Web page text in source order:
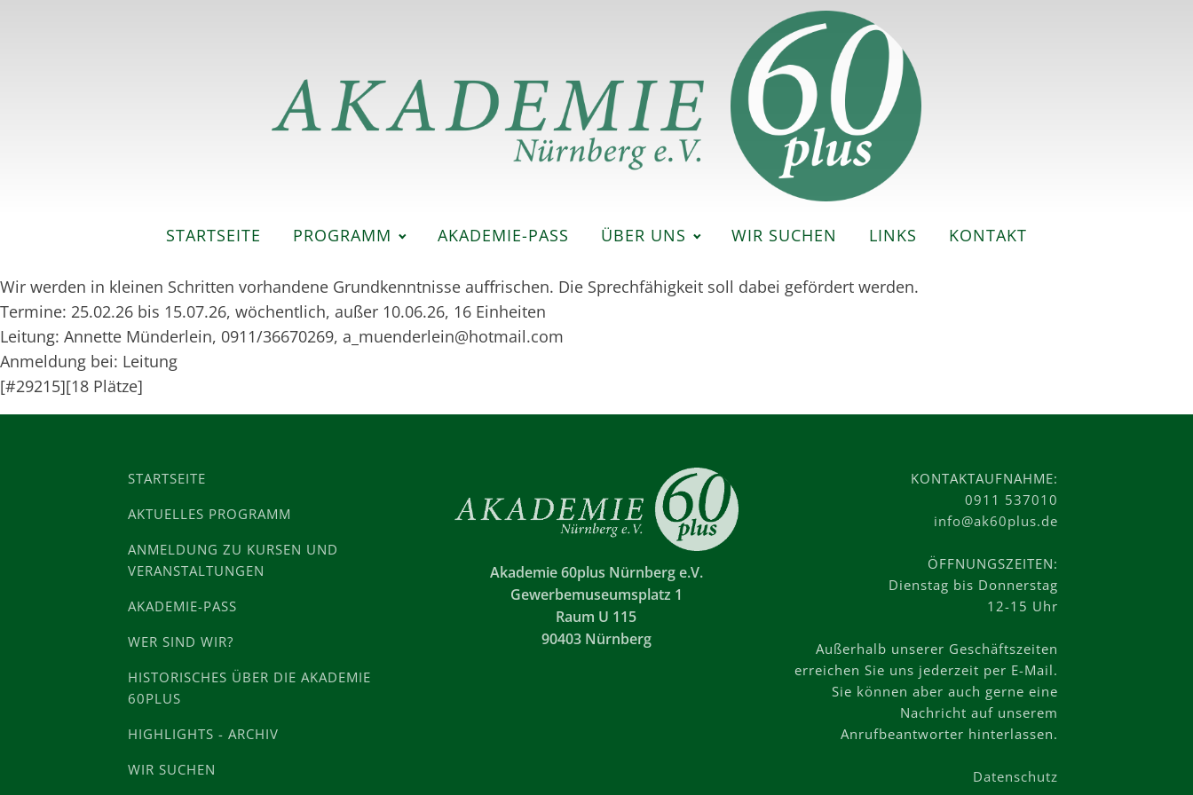
STARTSEITE PROGRAMM AKADEMIE-PASS ÜBER UNS WIR SUCHEN LINKS KONTAKT
Wir werden in kleinen Schritten vorhandene Grundkenntnisse auﬀrischen. Die Sprechfähigkeit soll dabei gefördert werden.
Termine: 25.02.26 bis 15.07.26, wöchentlich, außer 10.06.26, 16 Einheiten
Leitung: Annette Münderlein, 0911/36670269, a_muenderlein@hotmail.com
Anmeldung bei: Leitung
[#29215][18 Plätze]
STARTSEITE
AKTUELLES PROGRAMM
ANMELDUNG ZU KURSEN UND
VERANSTALTUNGEN
AKADEMIE-PASS
WER SIND WIR?
HISTORISCHES ÜBER DIE AKADEMIE
60PLUS
HIGHLIGHTS - ARCHIV
WIR SUCHEN
Akademie 60plus Nürnberg e.V.
Gewerbemuseumsplatz 1
Raum U 115
90403 Nürnberg
KONTAKTAUFNAHME:
0911 537010
info@ak60plus.de
ÖFFNUNGSZEITEN:
Dienstag bis Donnerstag
12-15 Uhr
Außerhalb unserer Geschäftszeiten
erreichen Sie uns jederzeit per E-Mail.
Sie können aber auch gerne eine
Nachricht auf unserem
Anrufbeantworter hinterlassen.
Datenschutz